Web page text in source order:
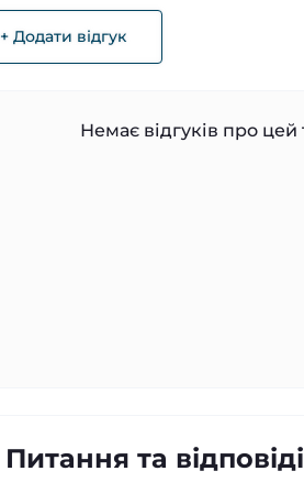
+ Додати відгук
Немає відгуків про
Питання та відповіді